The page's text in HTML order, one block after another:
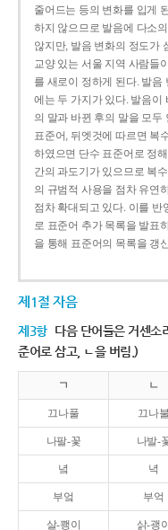
줄어드는 등의 변화를 입게
하지 않으므로 발음에 다소
않지만, 발음 변화의 정도가
교양 있는 서울 지역 사람들
를 새로이 정하게 된다. 발음
에는 두 가지가 있다. 발음이
의 말과 바뀐 후의 말을 모두
표준어, 뒤엣것에 따르면 복
하였으면 단수 표준어로 정
간의 과도기가 있으므로 복
의 규범적 사용을 점차 유연
점차 확대되고 있다. 이를
로 표준어 추가 목록을 발표
을 통해 표준어의 목록을 갱
제1절 자음
제3항 다음 단어들은 거센소
준어로 삼고, ㄴ을 버림.)
ㄱ ㄴ
끄나풀 끄나불
나팔-꽃 나발-
녘 녁
부엌 부억
살-쾡이 삵-괭이